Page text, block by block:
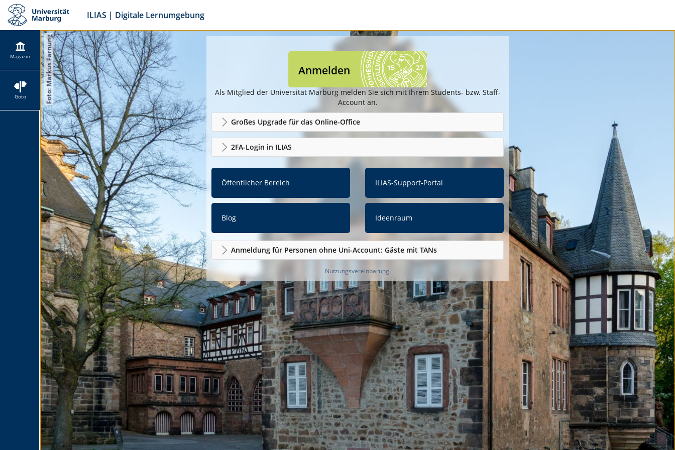
ILIAS | Digitale Lernumgebung
Magazin
Goto
Anmelden
Als Mitglied der Universität Marburg melden Sie sich mit Ihrem Students- bzw. Staff-
Account an.
Großes Upgrade für das Online-Office
2FA-Login in ILIAS
Öffentlicher Bereich
Blog
ILIAS-Support-Portal
Ideenraum
Anmeldung für Personen ohne Uni-Account: Gäste mit TANs
Nutzungsvereinbarung